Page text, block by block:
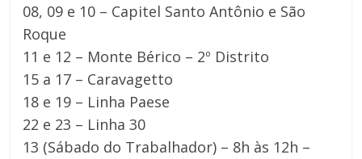
08, 09 e 10 – Capitel Santo Antônio e São
Roque
11 e 12 – Monte Bérico – 2º Distrito
15 a 17 – Caravagetto
18 e 19 – Linha Paese
22 e 23 – Linha 30
13 (Sábado do Trabalhador) – 8h às 12h –